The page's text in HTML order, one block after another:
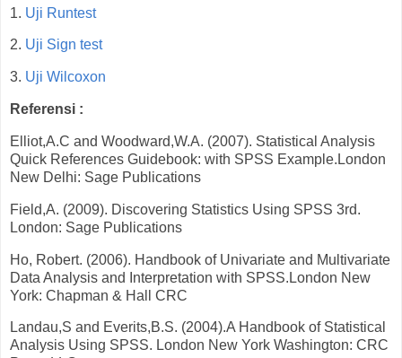
1. Uji Runtest
2. Uji Sign test
3. Uji Wilcoxon
Referensi :
Elliot,A.C and Woodward,W.A. (2007). Statistical Analysis
Quick References Guidebook: with SPSS Example.London
New Delhi: Sage Publications
Field,A. (2009). Discovering Statistics Using SPSS 3rd.
London: Sage Publications
Ho, Robert. (2006). Handbook of Univariate and Multivariate
Data Analysis and Interpretation with SPSS.London New
York: Chapman & Hall CRC
Landau,S and Everits,B.S. (2004).A Handbook of Statistical
Analysis Using SPSS. London New York Washington: CRC